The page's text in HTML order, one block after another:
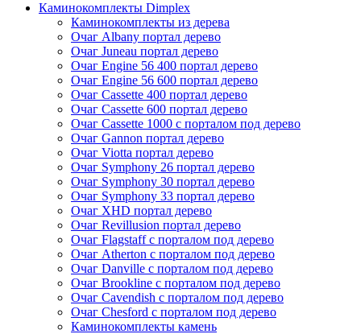
Каминокомплекты Dimplex
Каминокомплекты из дерева
Очаг Albany портал дерево
Очаг Juneau портал дерево
Очаг Engine 56 400 портал дерево
Очаг Engine 56 600 портал дерево
Очаг Cassette 400 портал дерево
Очаг Cassette 600 портал дерево
Очаг Cassette 1000 с порталом под дерево
Очаг Gannon портал дерево
Очаг Viotta портал дерево
Очаг Symphony 26 портал дерево
Очаг Symphony 30 портал дерево
Очаг Symphony 33 портал дерево
Очаг XHD портал дерево
Очаг Revillusion портал дерево
Очаг Flagstaff с порталом под дерево
Очаг Atherton с порталом под дерево
Очаг Danville с порталом под дерево
Очаг Brookline с порталом под дерево
Очаг Cavendish с порталом под дерево
Очаг Chesford с порталом под дерево
Каминокомплекты камень